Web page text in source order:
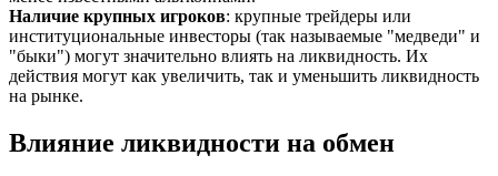
Наличие крупных игроков: крупные трейдеры или
институциональные инвесторы (так называемые "медведи" и
"быки") могут значительно влиять на ликвидность. Их
действия могут как увеличить, так и уменьшить ликвидность
на рынке.
Влияние ликвидности на обмен